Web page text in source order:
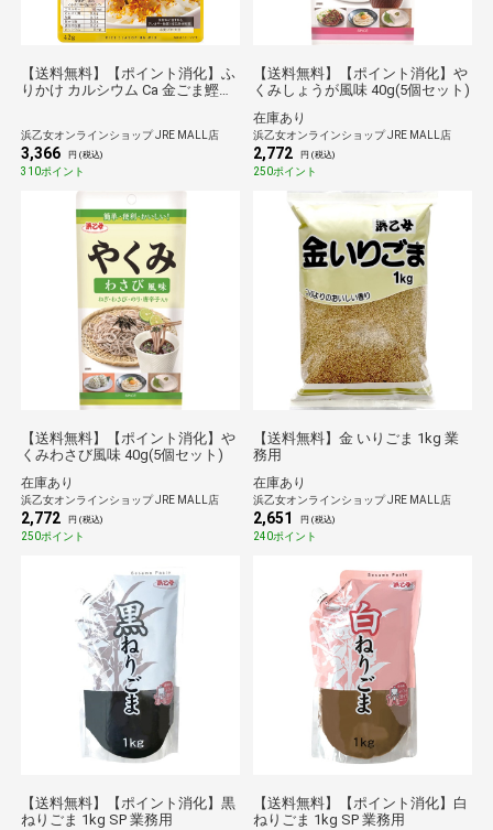
【送料無料】【ポイント消化】ふ
りかけ カルシウム Ca 金ごま鰹ふ
浜乙女オンラインショップ JRE MALL店
3,366 円 (税込)
310ポイント
【送料無料】【ポイント消化】や
くみしょうが風味 40g(5個セット)
在庫あり
浜乙女オンラインショップ JRE MALL店
2,772 円 (税込)
250ポイント
【送料無料】【ポイント消化】や
くみわさび風味 40g(5個セット)
在庫あり
浜乙女オンラインショップ JRE MALL店
2,772 円 (税込)
250ポイント
【送料無料】金 いりごま 1kg 業
務用
在庫あり
浜乙女オンラインショップ JRE MALL店
2,651 円 (税込)
240ポイント
【送料無料】【ポイント消化】黒
ねりごま 1kg SP 業務用
【送料無料】【ポイント消化】白
ねりごま 1kg SP 業務用